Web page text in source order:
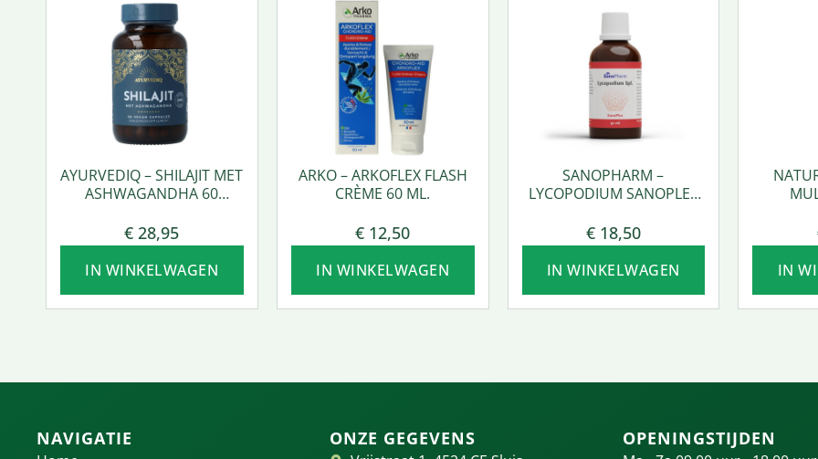
AYURVEDIQ – SHILAJIT MET
ASHWAGANDHA 60
€ 28,95
IN WINKELWAGEN
ARKO – ARKOFLEX FLASH
CRÈME 60 ML.
€ 12,50
IN WINKELWAGEN
SANOPHARM –
LYCOPODIUM SANOPLEX
€18,50
IN WINKELWAGEN IN
NAVIGATIE ONZE GEGEVENS OPENINGSTIJDEN